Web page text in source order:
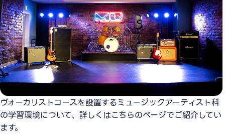
ヴォーカリストコースを設置するミュージックアーティスト科
の学習環境について、詳しくはこちらのページでご紹介してい
ます。